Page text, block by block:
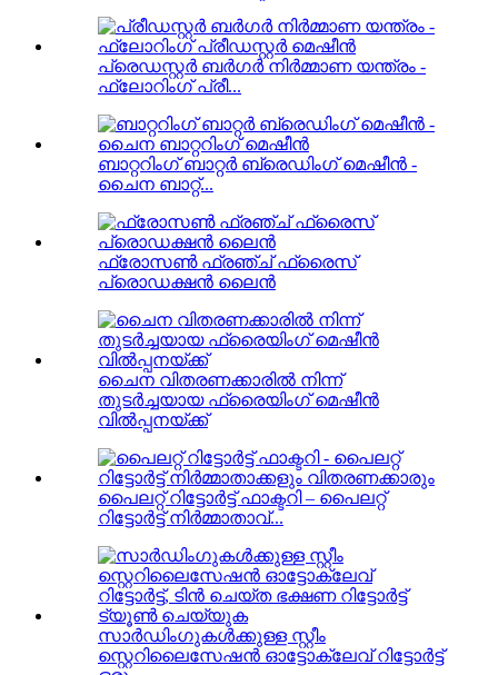
പ്രെഡസ്റ്റർ ബർഗർ നിർമ്മാണ യന്ത്രം -
ഫ്ലോറിംഗ് പ്രീ...
ബാറ്ററിംഗ് ബാറ്റർ ബ്രെഡിംഗ് മെഷീൻ -
ചൈന ബാറ്റ്...
ഫ്രോസൺ ഫ്രഞ്ച് ഫ്രൈസ്
പ്രൊഡക്ഷൻ ലൈൻ
ചൈന വിതരണക്കാരിൽ നിന്ന്
തുടർച്ചയായ ഫ്രൈയിംഗ് മെഷീൻ
വിൽപ്പനയ്ക്ക്
പൈലറ്റ് റിട്ടോർട്ട് ഫാക്ടറി – പൈലറ്റ്
റിട്ടോർട്ട് നിർമ്മാതാവ്...
സാർഡിംഗുകൾക്കുള്ള സ്റ്റീം
സ്റ്റെറിലൈസേഷൻ ഓട്ടോക്ലേവ് റിട്ടോർട്ട്